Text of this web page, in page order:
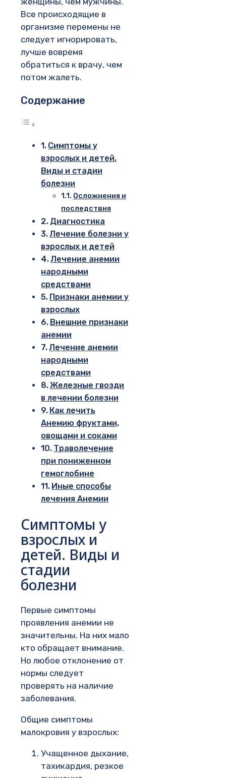
Все происходящие в
организме перемены не
следует игнорировать,
лучше вовремя
обратиться к врачу, чем
потом жалеть.
Содержание
Симптомы у
взрослых и детей.
Виды и стадии
болезни
Осложнения и
последствия
Диагностика
Лечение болезни у
взрослых и детей
Лечение анемии
народными
средствами
Признаки анемии у
взрослых
Внешние признаки
анемии
Лечение анемии
народными
средствами
Железные гвозди
в лечении болезни
Как лечить
Анемию фруктами,
овощами и соками
Траволечение
при пониженном
гемоглобине
Иные способы
лечения Анемии
Симптомы у
взрослых и
детей. Виды и
стадии
болезни
Первые симптомы
проявления анемии не
значительны. На них мало
кто обращает внимание.
Но любое отклонение от
нормы следует
проверять на наличие
заболевания.
Общие симптомы
малокровия у взрослых:
Учащенное дыхание,
тахикардия, резкое